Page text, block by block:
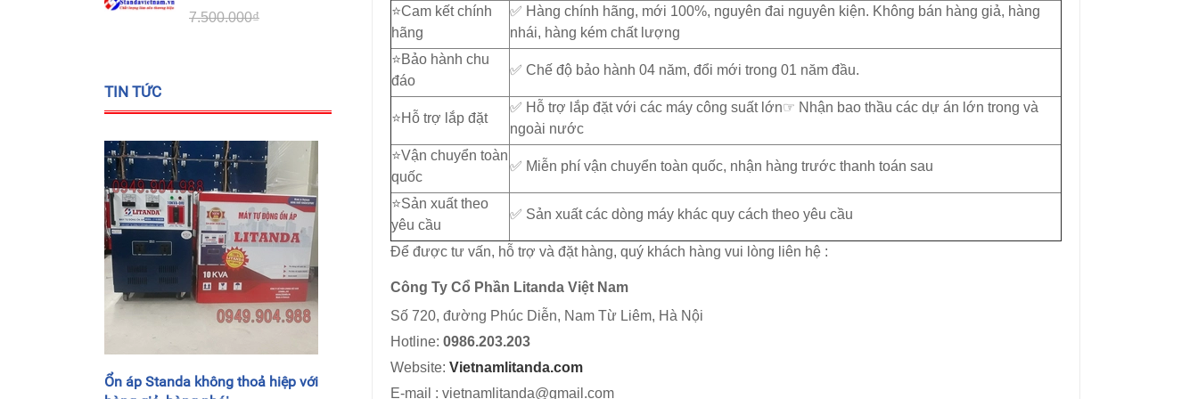
⭐️Cam kết chính
hãng
✅ Hàng chính hãng, mới 100%, nguyên đai nguyên kiện. Không bán hàng giả, hàng
nhái, hàng kém chất lượng
⭐️Bảo hành chu
đáo
✅ Chế độ bảo hành 04 năm, đổi mới trong 01 năm đầu.
⭐️Hỗ trợ lắp đặt
✅ Hỗ trợ lắp đặt với các máy công suất lớn☞ Nhận bao thầu các dự án lớn trong và
ngoài nước
⭐️Vận chuyển toàn
quốc
✅ Miễn phí vận chuyển toàn quốc, nhận hàng trước thanh toán sau
⭐️Sản xuất theo
yêu cầu
✅ Sản xuất các dòng máy khác quy cách theo yêu cầu
Để được tư vấn, hỗ trợ và đặt hàng, quý khách hàng vui lòng liên hệ :
Công Ty Cổ Phần Litanda Việt Nam
Số 720, đường Phúc Diễn, Nam Từ Liêm, Hà Nội
Hotline: 0986.203.203
Website: Vietnamlitanda.com
E-mail : vietnamlitanda@gmail.com
7.500.000₫
6.690.000₫
12.000.000₫
6.320.000₫
TIN TỨC
Ổn áp Standa không thoả hiệp với